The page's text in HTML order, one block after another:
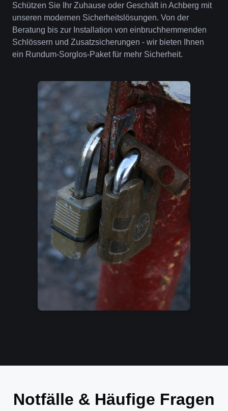
Schützen Sie Ihr Zuhause oder Geschäft in Achberg mit
unseren modernen Sicherheitslösungen. Von der
Beratung bis zur Installation von einbruchhemmenden
Schlössern und Zusatzsicherungen - wir bieten Ihnen
ein Rundum-Sorglos-Paket für mehr Sicherheit.
Notfälle & Häufige Fragen